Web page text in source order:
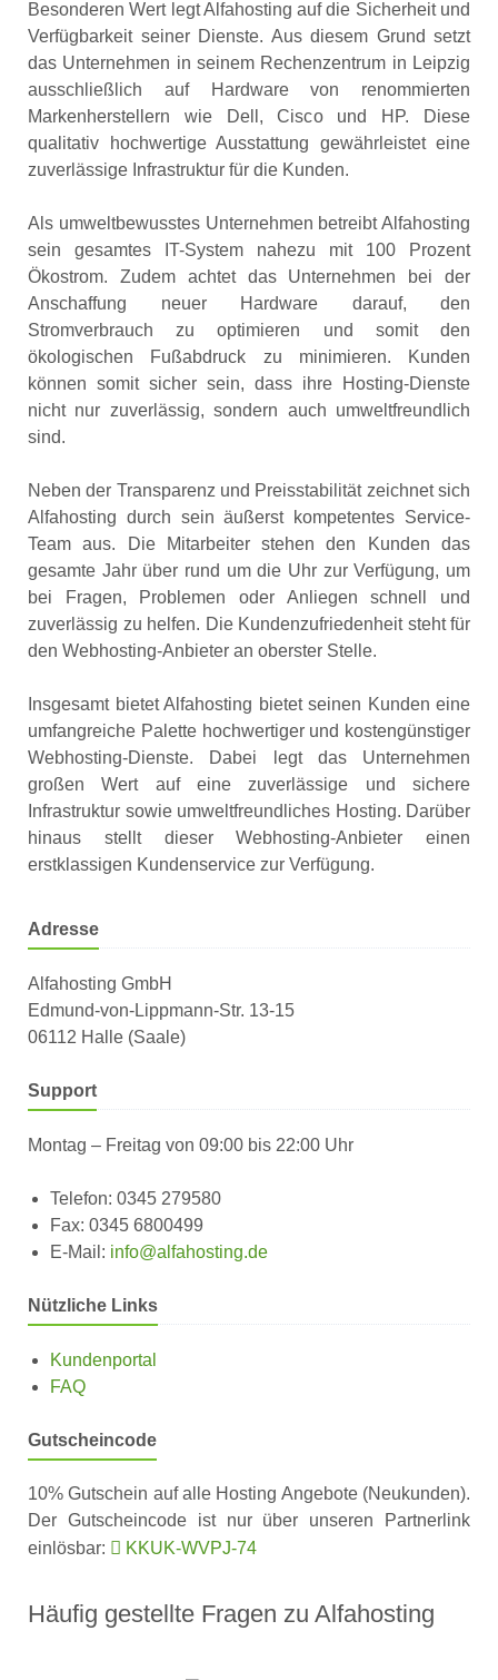
Besonderen Wert legt Alfahosting auf die Sicherheit und
Verfügbarkeit seiner Dienste. Aus diesem Grund setzt
das Unternehmen in seinem Rechenzentrum in Leipzig
ausschließlich auf Hardware von renommierten
Markenherstellern wie Dell, Cisco und HP. Diese
qualitativ hochwertige Ausstattung gewährleistet eine
zuverlässige Infrastruktur für die Kunden.
Als umweltbewusstes Unternehmen betreibt Alfahosting
sein gesamtes IT-System nahezu mit 100 Prozent
Ökostrom. Zudem achtet das Unternehmen bei der
Anschaffung neuer Hardware darauf, den
Stromverbrauch zu optimieren und somit den
ökologischen Fußabdruck zu minimieren. Kunden
können somit sicher sein, dass ihre Hosting-Dienste
nicht nur zuverlässig, sondern auch umweltfreundlich
sind.
Neben der Transparenz und Preisstabilität zeichnet sich
Alfahosting durch sein äußerst kompetentes Service-
Team aus. Die Mitarbeiter stehen den Kunden das
gesamte Jahr über rund um die Uhr zur Verfügung, um
bei Fragen, Problemen oder Anliegen schnell und
zuverlässig zu helfen. Die Kundenzufriedenheit steht für
den Webhosting-Anbieter an oberster Stelle.
Insgesamt bietet Alfahosting bietet seinen Kunden eine
umfangreiche Palette hochwertiger und kostengünstiger
Webhosting-Dienste. Dabei legt das Unternehmen
großen Wert auf eine zuverlässige und sichere
Infrastruktur sowie umweltfreundliches Hosting. Darüber
hinaus stellt dieser Webhosting-Anbieter einen
erstklassigen Kundenservice zur Verfügung.
Adresse
Alfahosting GmbH
Edmund-von-Lippmann-Str. 13-15
06112 Halle (Saale)
Support
Montag – Freitag von 09:00 bis 22:00 Uhr
Telefon: 0345 279580
Fax: 0345 6800499
E-Mail: info@alfahosting.de
Nützliche Links
Kundenportal
FAQ
Gutscheincode
10% Gutschein auf alle Hosting Angebote (Neukunden).
Der Gutscheincode ist nur über unseren Partnerlink
einlösbar:
KKUK-WVPJ-74
Häufig gestellte Fragen zu Alfahosting